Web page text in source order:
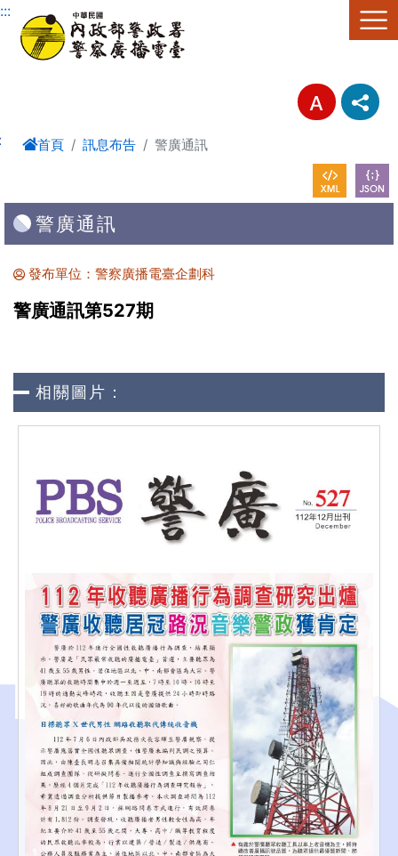
進入內容區塊
:::
首頁 訊息布告 警廣通訊
警廣通訊
發布單位：警察廣播電臺企劃科
警廣通訊第527期
相關圖片：